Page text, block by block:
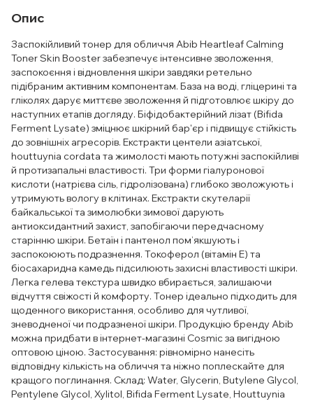
Опис
Заспокійливий тонер для обличчя Abib Heartleaf Calming
Toner Skin Booster забезпечує інтенсивне зволоження,
заспокоєння і відновлення шкіри завдяки ретельно
підібраним активним компонентам. База на воді, гліцерині та
гліколях дарує миттєве зволоження й підготовлює шкіру до
наступних етапів догляду. Біфідобактерійний лізат (Bifida
Ferment Lysate) зміцнює шкірний бар'єр і підвищує стійкість
до зовнішніх агресорів. Екстракти центели азіатської,
houttuynia cordata та жимолості мають потужні заспокійливі
й протизапальні властивості. Три форми гіалуронової
кислоти (натрієва сіль, гідролізована) глибоко зволожують і
утримують вологу в клітинах. Екстракти скутеларії
байкальської та зимолюбки зимової дарують
антиоксидантний захист, запобігаючи передчасному
старінню шкіри. Бетаїн і пантенол пом’якшують і
заспокоюють подразнення. Токоферол (вітамін Е) та
біосахаридна камедь підсилюють захисні властивості шкіри.
Легка гелева текстура швидко вбирається, залишаючи
відчуття свіжості й комфорту. Тонер ідеально підходить для
щоденного використання, особливо для чутливої,
зневодненої чи подразненої шкіри. Продукцію бренду Abib
можна придбати в інтернет-магазині Cosmic за вигідною
оптовою ціною. Застосування: рівномірно нанесіть
відповідну кількість на обличчя та ніжно поплескайте для
кращого поглинання. Склад: Water, Glycerin, Butylene Glycol,
Pentylene Glycol, Xylitol, Bifida Ferment Lysate, Houttuynia